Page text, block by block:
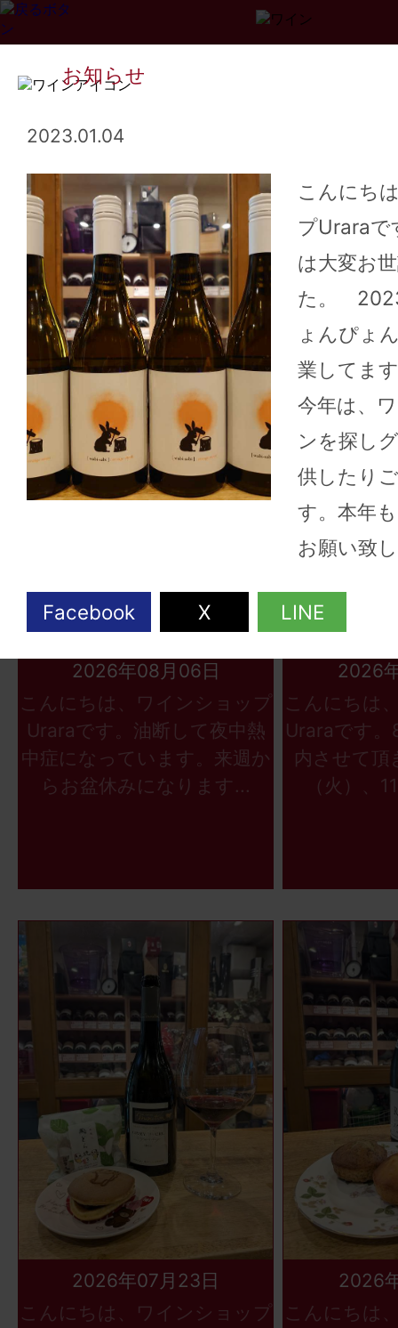
Page 1 2 3 ... 34 >>
2026年08月06日
こんにちは、ワインショップ
Uraraです。油断して夜中熱
中症になっています。来週か
らお盆休みになります...
2026
こんにちは
Uraraです。
内させて頂
（火）、
2026年07月23日
こんにちは、ワインショップ
2026
こんにちは
お知らせ
2023.01.04
こんにち
プUraraで
は大変お
た。
ょんぴょ
業してま
今年は、
ンを探し
供したり
す。本年
お願い致